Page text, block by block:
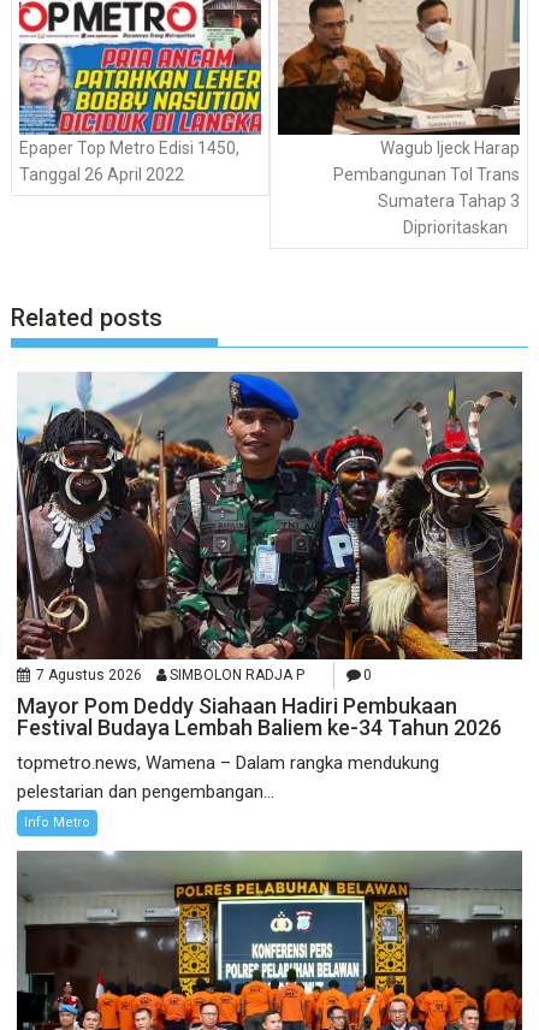
Epaper Top Metro Edisi 1450,
Tanggal 26 April 2022
Wagub Ijeck Harap
Pembangunan Tol Trans
Sumatera Tahap 3
Diprioritaskan
Related posts
7 Agustus 2026 SIMBOLON RADJA P 0
Mayor Pom Deddy Siahaan Hadiri Pembukaan
Festival Budaya Lembah Baliem ke-34 Tahun 2026
topmetro.news, Wamena – Dalam rangka mendukung
pelestarian dan pengembangan...
Info Metro